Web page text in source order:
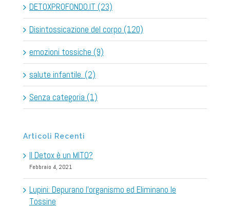
DETOXPROFONDO.IT (23)
Disintossicazione del corpo (120)
emozioni tossiche (9)
salute infantile. (2)
Senza categoria (1)
Articoli Recenti
Il Detox è un MITO?
Febbraio 4, 2021
Lupini: Depurano l’organismo ed Eliminano le
Tossine